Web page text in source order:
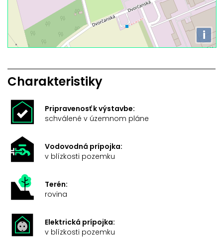
i
Charakteristiky
Pripravenosť k výstavbe:
schválené v územnom pláne
Vodovodná prípojka:
v blízkosti pozemku
Terén:
rovina
Elektrická prípojka:
v blízkosti pozemku